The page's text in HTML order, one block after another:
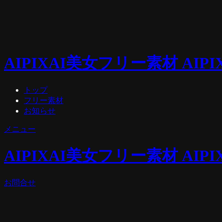
AIPIXAI美女フリー素材
トップ
フリー素材
お知らせ
メニュー
AIPIXAI美女フリー素材
お問合せ